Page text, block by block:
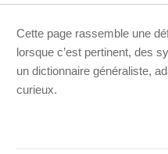
Cette page rassemble une
lorsque c’est pertinent, des
un dictionnaire généraliste,
curieux.